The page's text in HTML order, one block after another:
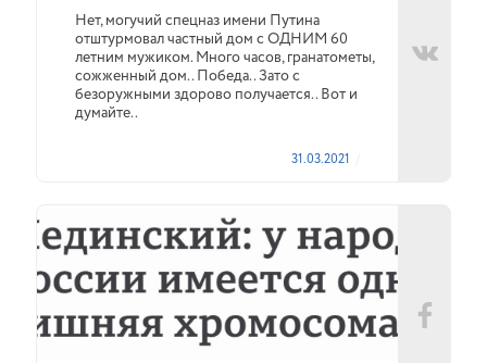
Нет, могучий спецназ имени Путина
отштурмовал частный дом с ОДНИМ 60
летним мужиком. Много часов, гранатометы,
сожженный дом.. Победа.. Зато с
безоружными здорово получается.. Вот и
думайте..
31.03.2021